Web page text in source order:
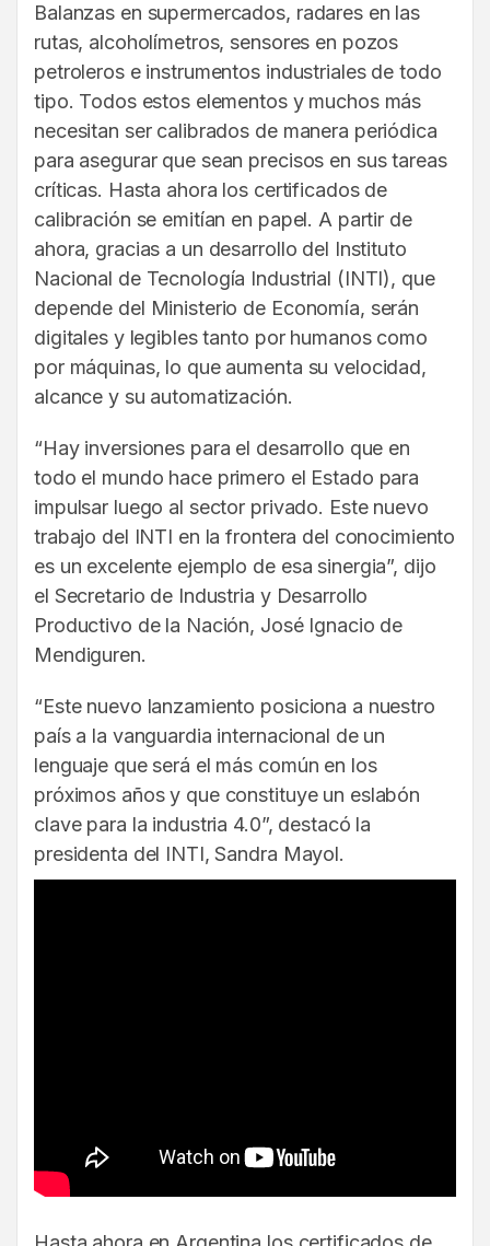
Balanzas en supermercados, radares en las
rutas, alcoholímetros, sensores en pozos
petroleros e instrumentos industriales de todo
tipo. Todos estos elementos y muchos más
necesitan ser calibrados de manera periódica
para asegurar que sean precisos en sus tareas
críticas. Hasta ahora los certificados de
calibración se emitían en papel. A partir de
ahora, gracias a un desarrollo del Instituto
Nacional de Tecnología Industrial (INTI), que
depende del Ministerio de Economía, serán
digitales y legibles tanto por humanos como
por máquinas, lo que aumenta su velocidad,
alcance y su automatización.
“Hay inversiones para el desarrollo que en
todo el mundo hace primero el Estado para
impulsar luego al sector privado. Este nuevo
trabajo del INTI en la frontera del conocimiento
es un excelente ejemplo de esa sinergia”, dijo
el Secretario de Industria y Desarrollo
Productivo de la Nación, José Ignacio de
Mendiguren.
“Este nuevo lanzamiento posiciona a nuestro
país a la vanguardia internacional de un
lenguaje que será el más común en los
próximos años y que constituye un eslabón
clave para la industria 4.0”, destacó la
presidenta del INTI, Sandra Mayol.